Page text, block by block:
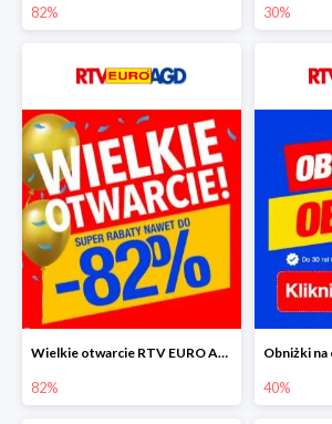
82% 30%
Wielkie otwarcie RTV EURO AGD - rabaty do -82%
82% 40%